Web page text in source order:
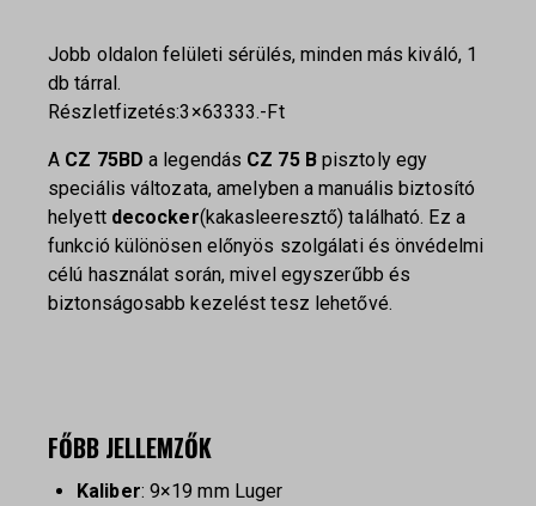
Jobb oldalon felületi sérülés, minden más kiváló, 1
db tárral.
Részletfizetés:3×63333.-Ft
A CZ 75BD a legendás CZ 75 Bpisztoly egy
speciális változata, amelyben a manuális biztosító
helyett decocker(kakasleeresztő) található. Ez a
funkció különösen előnyös szolgálati és önvédelmi
célú használat során, mivel egyszerűbb és
biztonságosabb kezelést tesz lehetővé.
FŐBB JELLEMZŐK
Kaliber: 9×19 mm Luger